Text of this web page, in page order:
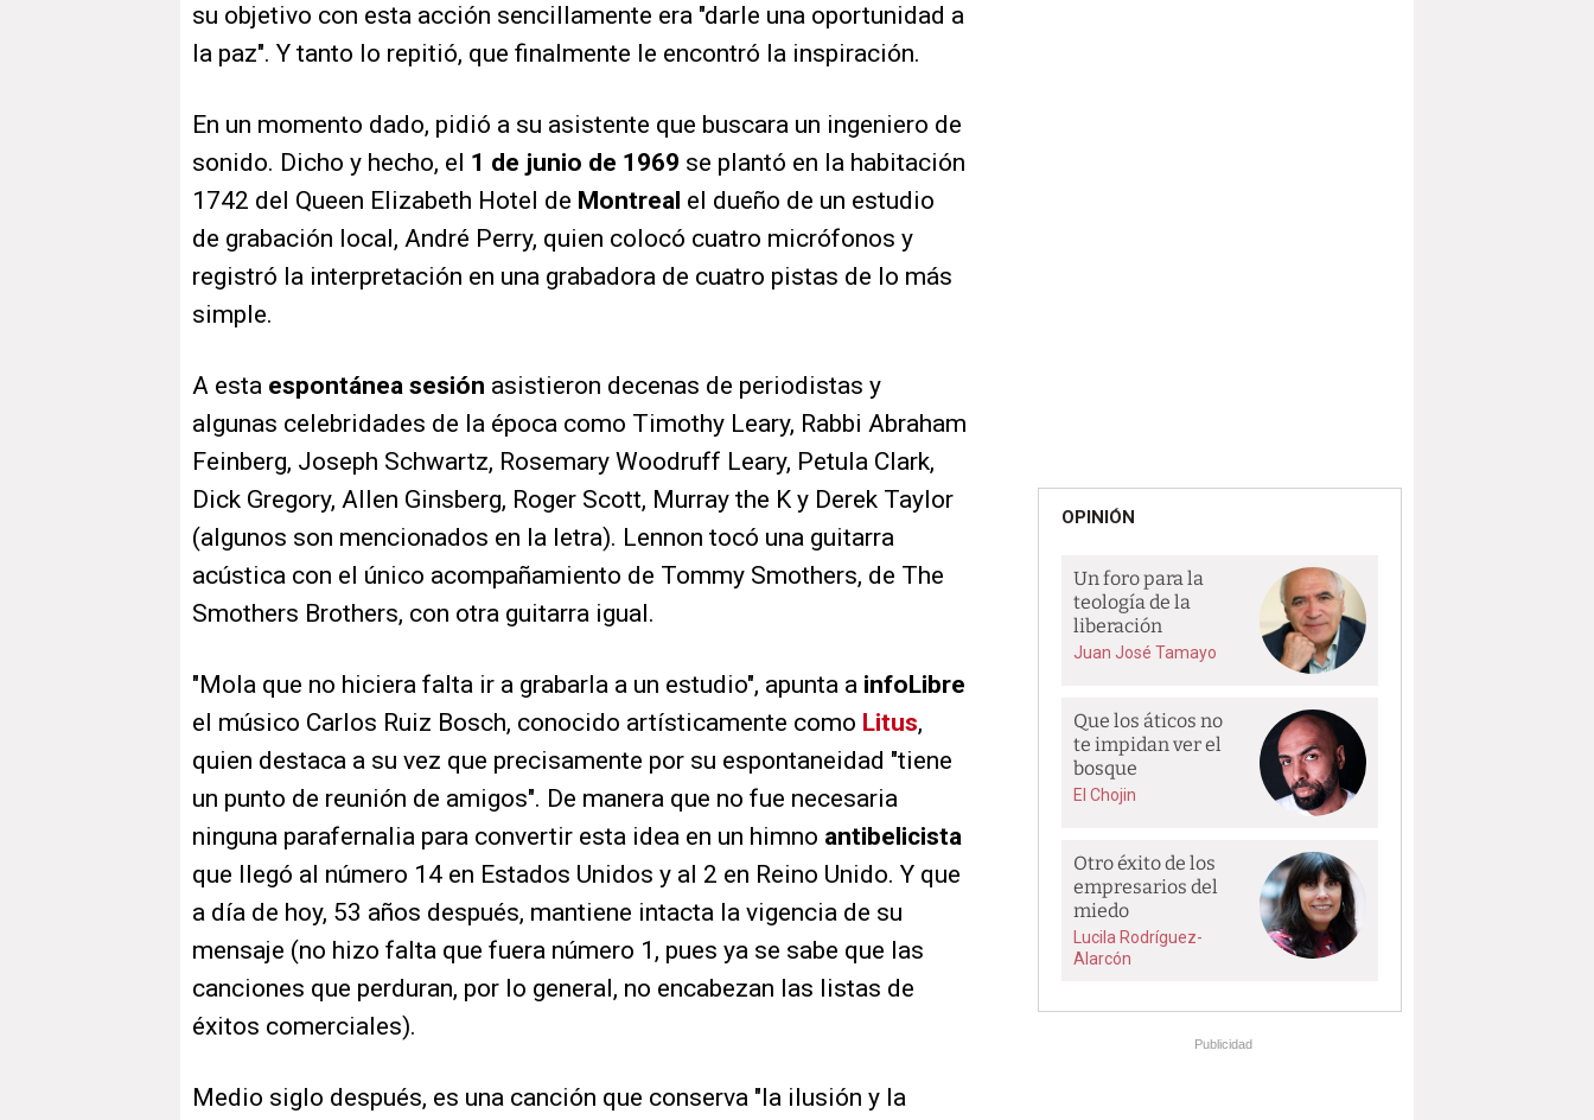
su objetivo con esta acción sencillamente era "darle una oportunidad a
la paz". Y tanto lo repitió, que finalmente le encontró la inspiración.
En un momento dado, pidió a su asistente que buscara un ingeniero de
sonido. Dicho y hecho, el 1 de junio de 1969 se plantó en la habitación
1742 del Queen Elizabeth Hotel de Montreal el dueño de un estudio
de grabación local, André Perry, quien colocó cuatro micrófonos y
registró la interpretación en una grabadora de cuatro pistas de lo más
simple.
A esta espontánea sesión asistieron decenas de periodistas y
algunas celebridades de la época como Timothy Leary, Rabbi Abraham
Feinberg, Joseph Schwartz, Rosemary Woodruff Leary, Petula Clark,
Dick Gregory, Allen Ginsberg, Roger Scott, Murray the K y Derek Taylor
(algunos son mencionados en la letra). Lennon tocó una guitarra
acústica con el único acompañamiento de Tommy Smothers, de The
Smothers Brothers, con otra guitarra igual.
"Mola que no hiciera falta ir a grabarla a un estudio", apunta a infoLibre
el músico Carlos Ruiz Bosch, conocido artísticamente como Litus,
quien destaca a su vez que precisamente por su espontaneidad "tiene
un punto de reunión de amigos". De manera que no fue necesaria
ninguna parafernalia para convertir esta idea en un himno antibelicista
que llegó al número 14 en Estados Unidos y al 2 en Reino Unido. Y que
a día de hoy, 53 años después, mantiene intacta la vigencia de su
mensaje (no hizo falta que fuera número 1, pues ya se sabe que las
canciones que perduran, por lo general, no encabezan las listas de
éxitos comerciales).
Medio siglo después, es una canción que conserva "la ilusión y la
OPINIÓN
Un foro para la
teología de la
liberación
Juan José Tamayo
Que los áticos no
te impidan ver el
bosque
El Chojin
Otro éxito de los
empresarios del
miedo
Lucila Rodríguez-
Alarcón
Publicidad